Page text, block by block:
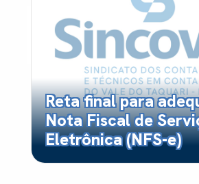
Reta final para
Nota Fiscal de
Eletrônica (NFS-e)